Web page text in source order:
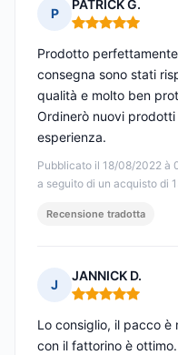
P
PATRICK G.
Nota: 5 su 5
Pubblicato il 18/08/2022 à
a seguito di un acquisto di
Prodotto
consegna sono stati
qualità e molto ben
Ordinerò nuovi
esperienza.
Recensione tradotta
J
JANNICK D.
Nota: 5 su 5
Lo consiglio, il pacco
con il fattorino è ottimo.